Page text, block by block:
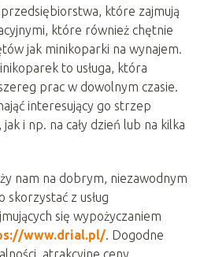
które zajmują
które również chętnie
jak minikoparki na wynajem.
to usługa, która
prac w dowolnym czasie.
interesujący go strzep
i np. na cały dzień lub na kilka
nam na dobrym, niezawodnym
z usług
się wypożyczaniem
www.drial.pl/. Dogodne
atrakcyjne ceny,